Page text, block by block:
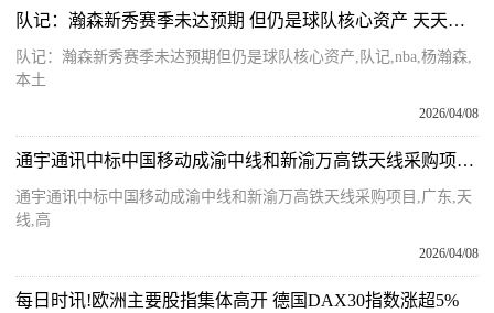
队记：瀚森新秀赛季未达预期 但仍是球队核心资产 天天资讯
队记：瀚森新秀赛季未达预期但仍是球队核心资产,队记,nba,杨瀚森,
本土
2026/04/08
通宇通讯中标中国移动成渝中线和新渝万高铁天线采购项目-短讯
通宇通讯中标中国移动成渝中线和新渝万高铁天线采购项目,广东,天
线,高
2026/04/08
每日时讯!欧洲主要股指集体高开 德国DAX30指数涨超5%